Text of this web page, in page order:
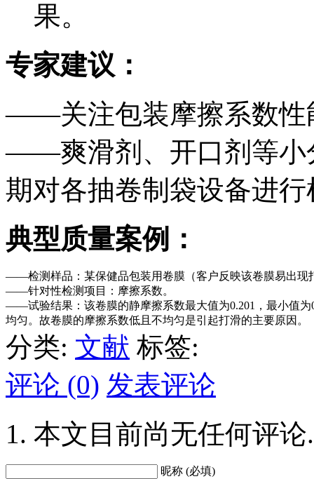
果。
专家建议：
——关注包装摩擦系数性
——爽滑剂、开口剂等小
期对各抽卷制袋设备进行
典型质量案例：
——检测样品：某保健品包装用卷膜（客户反映该卷膜易出现
——针对性检测项目：摩擦系数。
——试验结果：该卷膜的静摩擦系数最大值为0.201，最小值为
均匀。故卷膜的摩擦系数低且不均匀是引起打滑的主要原因。
分类: 文献 标签:
评论 (0) 发表评论
本文目前尚无任何评论.
昵称 (必填)